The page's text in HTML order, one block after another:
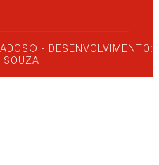
- DESENVOLVIMENTO:
SOUZA